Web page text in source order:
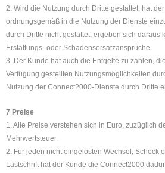
2. Wird die Nutzung durch Dritte gestattet, hat
ordnungsgemäß in die Nutzung der Dienste
durch Dritte nicht gestattet, ergeben sich daraus
Erstattungs- oder Schadensersatzansprüche.
3. Der Kunde hat auch die Entgelte zu zahlen,
Verfügung gestellten Nutzungsmöglichkeiten
Nutzung der Connect2000-Dienste durch Dritte
7 Preise
1. Alle Preise verstehen sich in Euro, zuzüglich
Mehrwertsteuer.
2. Für jeden nicht eingelösten Wechsel, Scheck
Lastschrift hat der Kunde die Connect2000